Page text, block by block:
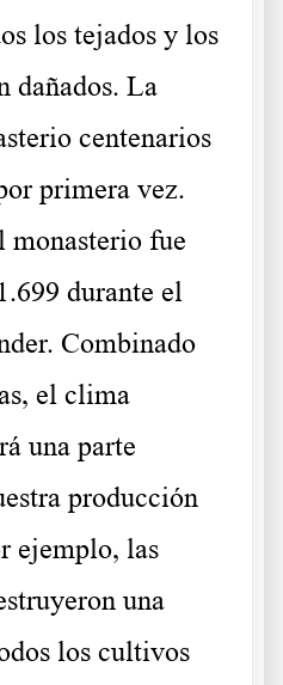
los tejados y los
dañados. La
centenarios
primera vez.
monasterio fue
durante el
Combinado
el clima
una parte
producción
ejemplo, las
una
los cultivos